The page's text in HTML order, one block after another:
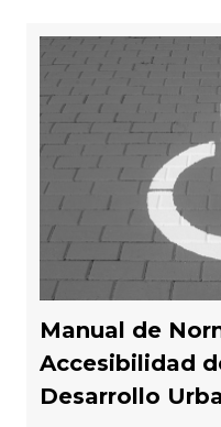
Manual de
Accesibilidad
Desarrollo